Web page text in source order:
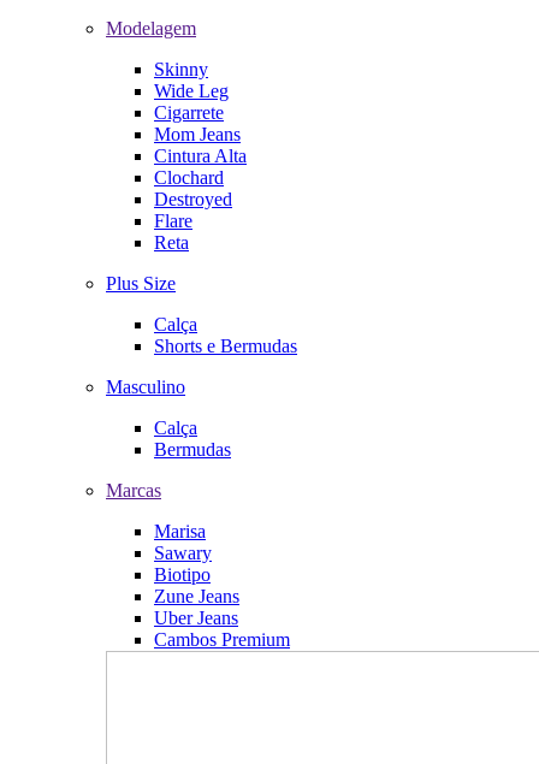
Modelagem
Skinny
Wide Leg
Cigarrete
Mom Jeans
Cintura Alta
Clochard
Destroyed
Flare
Reta
Plus Size
Calça
Shorts e Bermudas
Masculino
Calça
Bermudas
Marcas
Marisa
Sawary
Biotipo
Zune Jeans
Uber Jeans
Cambos Premium